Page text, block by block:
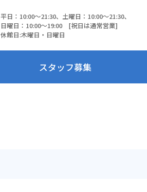
平日：10:00～21:30、土曜日：10:00～21:30、
日曜日：10:00～19:00 [祝日は通常営業]
休館日:木曜日・日曜日
スタッフ募集